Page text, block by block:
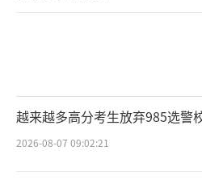
越来越多高分考生放弃985选警校
2026-08-07 09:02:21